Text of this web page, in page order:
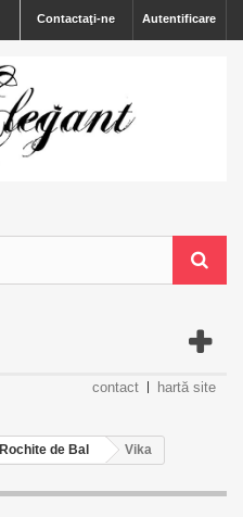
Autentificare
Contactaţi-ne
contact hartă site
Rochite de Bal Vika